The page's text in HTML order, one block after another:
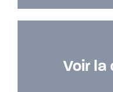
Voir la